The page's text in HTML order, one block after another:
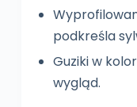
podkreśla
Guziki w
wygląd.